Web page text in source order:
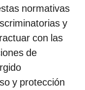
normativas
y
con las
de
y protección